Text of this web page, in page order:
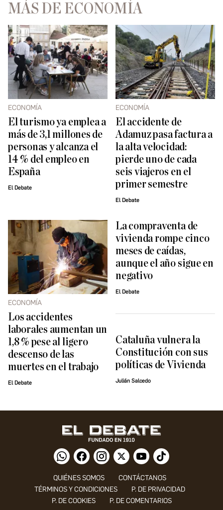
MÁS DE ECONOMÍA
ECONOMÍA
El turismo ya emplea a
más de 3,1 millones de
personas y alcanza el
14 % del empleo en
España
El Debate
ECONOMÍA
El accidente de
Adamuz pasa factura a
la alta velocidad:
pierde uno de cada
seis viajeros en el
primer semestre
El Debate
ECONOMÍA
Los accidentes
laborales aumentan un
1,8 % pese al ligero
descenso de las
muertes en el trabajo
El Debate
La compraventa de
vivienda rompe cinco
meses de caídas,
aunque el año sigue en
negativo
El Debate
Cataluña vulnera la
Constitución con sus
políticas de Vivienda
Julián Salcedo
QUIÉNES SOMOS
CONTÁCTANOS
TÉRMINOS Y CONDICIONES
P. DE PRIVACIDAD
P. DE COOKIES
P. DE COMENTARIOS